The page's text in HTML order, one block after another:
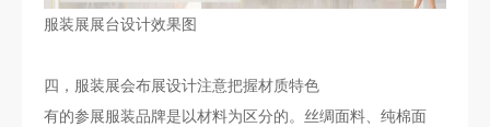
服装展展台设计效果图
四，服装展会布展设计注意把握材质特色
有的参展服装品牌是以材料为区分的。丝绸面料、纯棉面